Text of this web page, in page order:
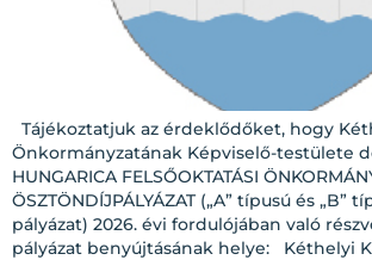
Tájékoztatjuk az érdeklődőket, hogy
Önkormányzatának Képviselő-testülete
HUNGARICA FELSŐOKTATÁSI
ÖSZTÖNDÍJPÁLYÁZAT („A” típusú és „B”
pályázat) 2026. évi fordulójában való
pályázat benyújtásának helye: Kéthelyi